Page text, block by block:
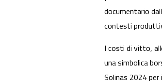
documentario
contesti
I costi di vitto,
una simbolica
Solinas 2024